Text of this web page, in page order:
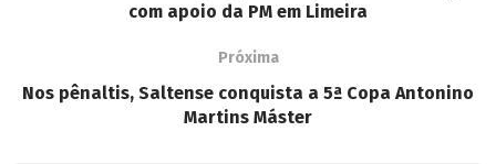
com apoio da PM em Limeira
Próxima
Nos pênaltis, Saltense conquista a 5ª Copa Antonino
Martins Máster